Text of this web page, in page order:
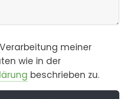
meiner
wie in der
beschrieben zu.